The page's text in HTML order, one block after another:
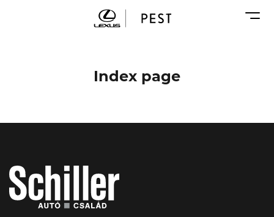
ŠKODA Schiller
Geely Schiller
Seat Schiller
Tesla Approved Body Shop
Index page